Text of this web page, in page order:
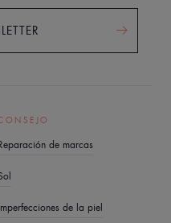
de marcas
de la piel